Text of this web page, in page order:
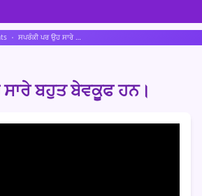
ਸਪਰੰਕੀ ਪਰ ਉਹ ਸਾਰੇ ਬਹੁਤ ਬੇਵਕੂਫ ਹਨ।
ਬਹੁਤ ਬੇਵਕੂਫ ਹਨ।